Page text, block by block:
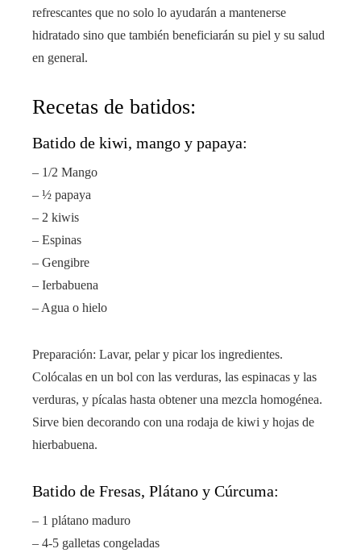
refrescantes que no solo lo ayudarán a mantenerse
hidratado sino que también beneficiarán su piel y su salud
en general.
Recetas de batidos:
Batido de kiwi, mango y papaya:
– 1/2 Mango
– ½ papaya
– 2 kiwis
– Espinas
– Gengibre
– Ierbabuena
– Agua o hielo
Preparación: Lavar, pelar y picar los ingredientes.
Colócalas en un bol con las verduras, las espinacas y las
verduras, y pícalas hasta obtener una mezcla homogénea.
Sirve bien decorando con una rodaja de kiwi y hojas de
hierbabuena.
Batido de Fresas, Plátano y Cúrcuma:
– 1 plátano maduro
– 4-5 galletas congeladas